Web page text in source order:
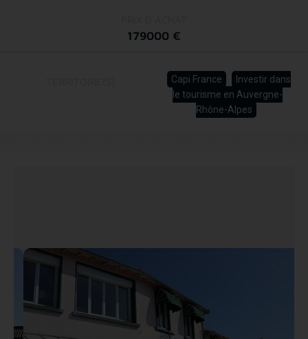
179000 €
Capi France
Investir dans
le tourisme en Auvergne-
Rhône-Alpes